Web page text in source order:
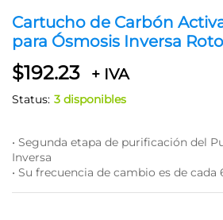
Cartucho de Carbón
para Ósmosis Inversa
$192.23 + IVA
Status: 3 disponibles
• Segunda etapa de purificación del
Inversa
• Su frecuencia de cambio es de cada